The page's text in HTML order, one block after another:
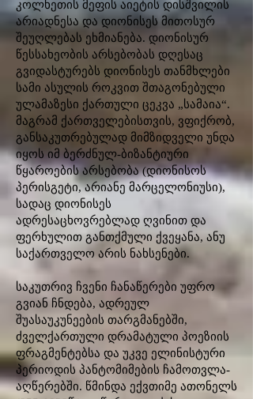
კოლხეთის მეფის აიეტის დისშვილის
არიადნესა და დიონისეს მითოსურ
შეუღლებას ეხმიანება. დიონისურ
წესსახეობის არსებობას დღესაც
გვიდასტურებს დიონისეს თანმხლები
სამი ასულის როკვით შთაგონებული
ულამაზესი ქართული ცეკვა „სამაია“.
მაგრამ ქართველებისთვის, ვფიქრობ,
განსაკუთრებულად მიმზიდველი უნდა
იყოს იმ ბერძნულ-ბიზანტიური
წყაროების არსებობა (დიონისოს
პერისგეტი, არიანე მარცელონიუსი),
სადაც დიონისეს
ადრესაცხოვრებლად ღვინით და
ფერხულით განთქმული ქვეყანა, ანუ
საქართველო არის ნახსენები.
საკუთრივ ჩვენი ჩანაწერები უფრო
გვიან ჩნდება, ადრეულ
შუასაუკუნეების თარგმანებში,
ძველქართული დრამატული პოეზიის
ფრაგმენტებსა და უკვე ელინისტური
პერიოდის პანტომიმების ჩამოთვლა-
აღწერებში. წმინდა ექვთიმე ათონელს